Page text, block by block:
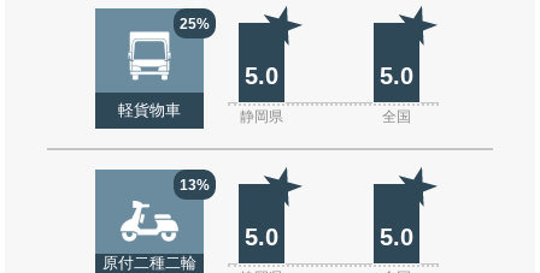
25%
軽貨物車
5.0 5.0
静岡県 全国
13%
原付二種二輪
5.0 5.0